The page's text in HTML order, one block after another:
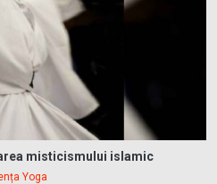
misticismului islamic
Yoga